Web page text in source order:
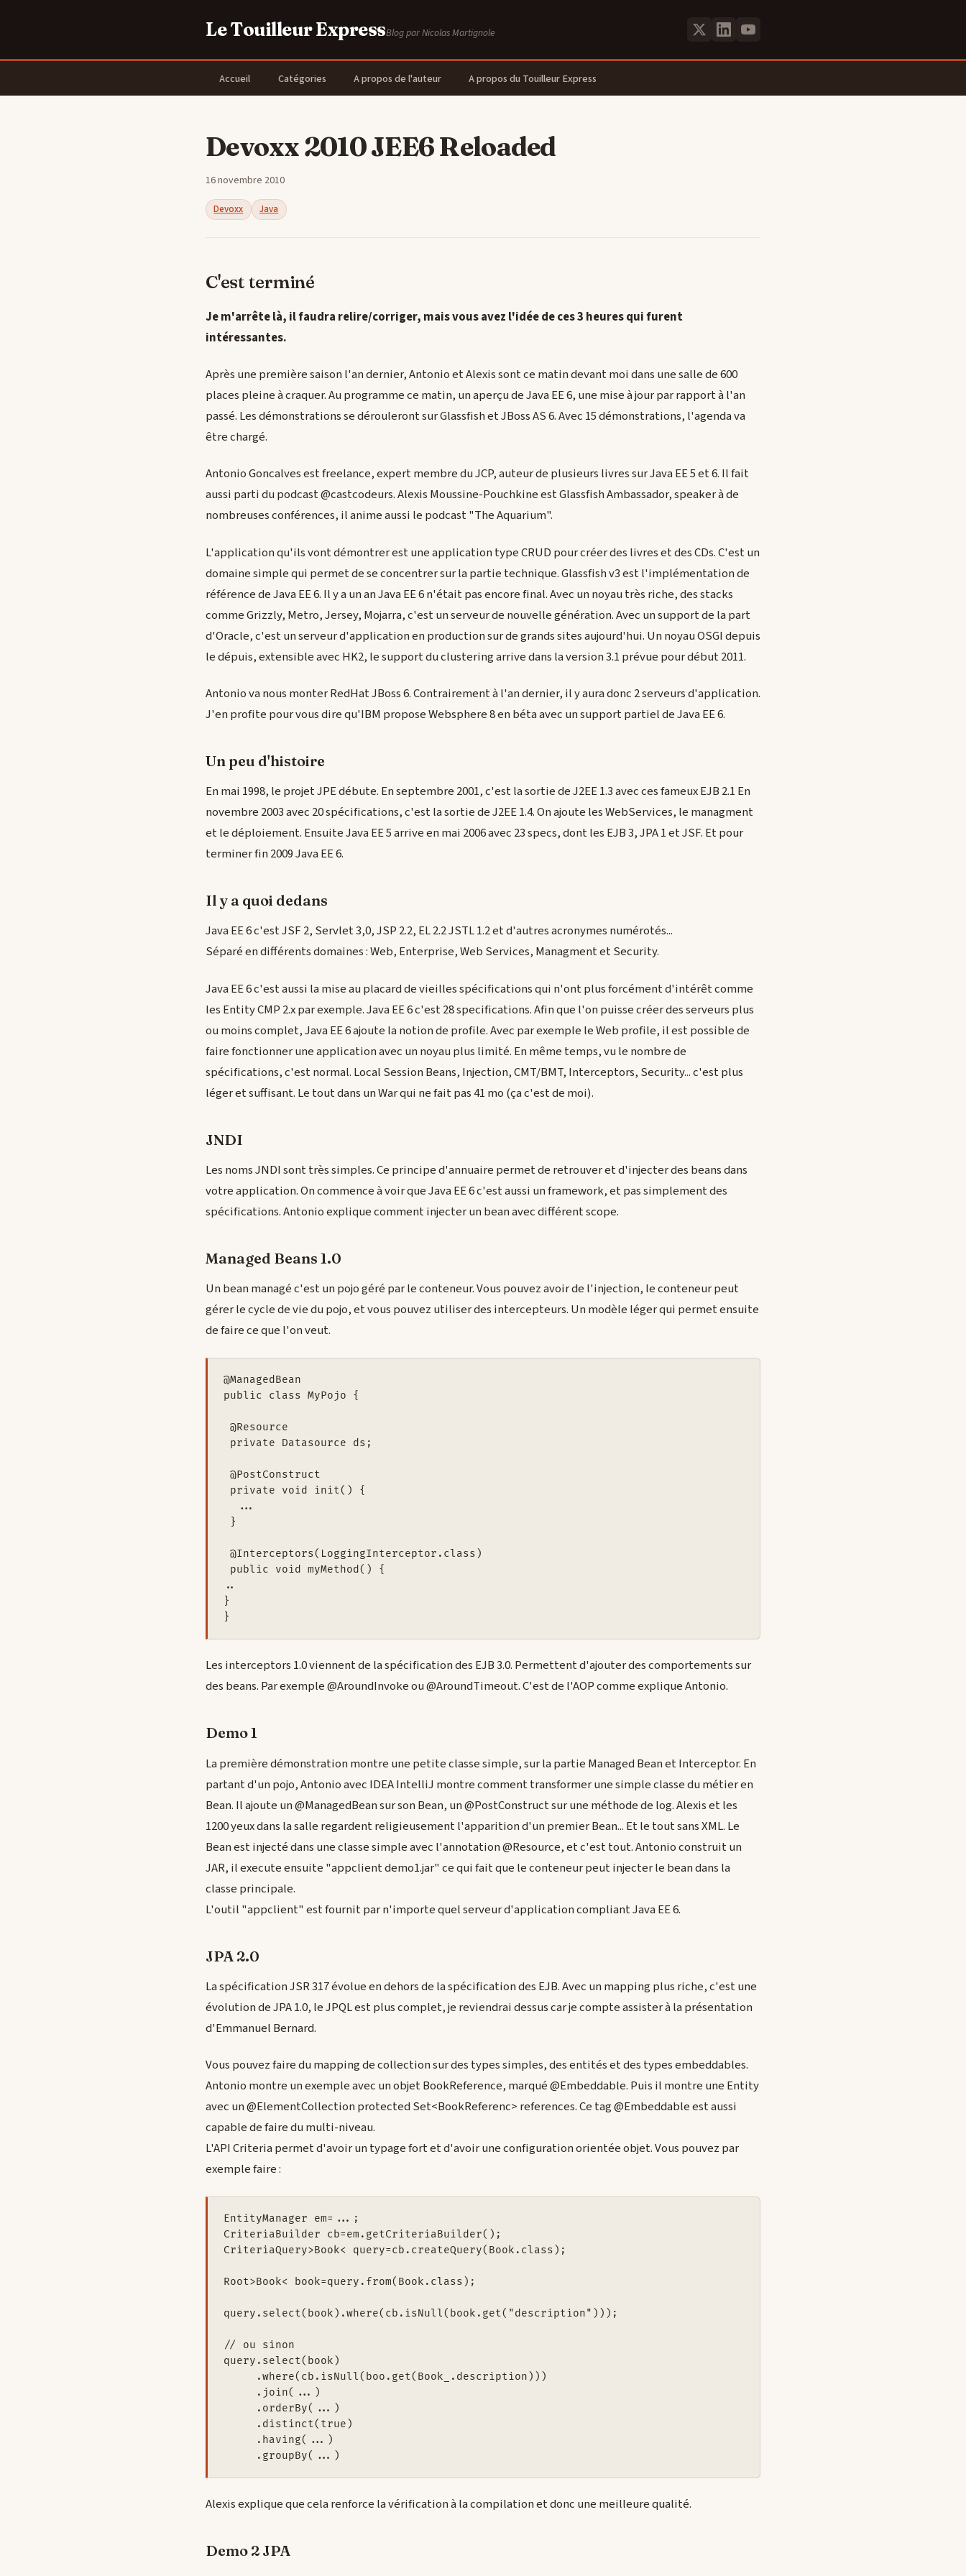
Le Touilleur ExpressBlog par Nicolas Martignole
Accueil Catégories A propos de l'auteur A propos du Touilleur Express
Devoxx 2010 JEE6 Reloaded
16 novembre 2010
Devoxx Java
C'est terminé
Je m'arrête là, il faudra relire/corriger, mais vous avez l'idée de ces 3 heures qui furent
intéressantes.
Après une première saison l'an dernier, Antonio et Alexis sont ce matin devant moi dans une salle de 600
places pleine à craquer. Au programme ce matin, un aperçu de Java EE 6, une mise à jour par rapport à l'an
passé. Les démonstrations se dérouleront sur Glassfish et JBoss AS 6. Avec 15 démonstrations, l'agenda va
être chargé.
Antonio Goncalves est freelance, expert membre du JCP, auteur de plusieurs livres sur Java EE 5 et 6. Il fait
aussi parti du podcast @castcodeurs. Alexis Moussine-Pouchkine est Glassfish Ambassador, speaker à de
nombreuses conférences, il anime aussi le podcast "The Aquarium".
L'application qu'ils vont démontrer est une application type CRUD pour créer des livres et des CDs. C'est un
domaine simple qui permet de se concentrer sur la partie technique. Glassfish v3 est l'implémentation de
référence de Java EE 6. Il y a un an Java EE 6 n'était pas encore final. Avec un noyau très riche, des stacks
comme Grizzly, Metro, Jersey, Mojarra, c'est un serveur de nouvelle génération. Avec un support de la part
d'Oracle, c'est un serveur d'application en production sur de grands sites aujourd'hui. Un noyau OSGI depuis
le dépuis, extensible avec HK2, le support du clustering arrive dans la version 3.1 prévue pour début 2011.
Antonio va nous monter RedHat JBoss 6. Contrairement à l'an dernier, il y aura donc 2 serveurs d'application.
J'en profite pour vous dire qu'IBM propose Websphere 8 en béta avec un support partiel de Java EE 6.
Un peu d'histoire
En mai 1998, le projet JPE débute. En septembre 2001, c'est la sortie de J2EE 1.3 avec ces fameux EJB 2.1 En
novembre 2003 avec 20 spécifications, c'est la sortie de J2EE 1.4. On ajoute les WebServices, le managment
et le déploiement. Ensuite Java EE 5 arrive en mai 2006 avec 23 specs, dont les EJB 3, JPA 1 et JSF. Et pour
terminer fin 2009 Java EE 6.
Il y a quoi dedans
Java EE 6 c'est JSF 2, Servlet 3,0, JSP 2.2, EL 2.2 JSTL 1.2 et d'autres acronymes numérotés...
Séparé en différents domaines : Web, Enterprise, Web Services, Managment et Security.
Java EE 6 c'est aussi la mise au placard de vieilles spécifications qui n'ont plus forcément d'intérêt comme
les Entity CMP 2.x par exemple. Java EE 6 c'est 28 specifications. Afin que l'on puisse créer des serveurs plus
ou moins complet, Java EE 6 ajoute la notion de profile. Avec par exemple le Web profile, il est possible de
faire fonctionner une application avec un noyau plus limité. En même temps, vu le nombre de
spécifications, c'est normal. Local Session Beans, Injection, CMT/BMT, Interceptors, Security... c'est plus
léger et suffisant. Le tout dans un War qui ne fait pas 41 mo (ça c'est de moi).
JNDI
Les noms JNDI sont très simples. Ce principe d'annuaire permet de retrouver et d'injecter des beans dans
votre application. On commence à voir que Java EE 6 c'est aussi un framework, et pas simplement des
spécifications. Antonio explique comment injecter un bean avec différent scope.
Managed Beans 1.0
Un bean managé c'est un pojo géré par le conteneur. Vous pouvez avoir de l'injection, le conteneur peut
gérer le cycle de vie du pojo, et vous pouvez utiliser des intercepteurs. Un modèle léger qui permet ensuite
de faire ce que l'on veut.
@ManagedBean
public class MyPojo {
@Resource
private Datasource ds;
@PostConstruct
private void init() {
  ...
}
@Interceptors(LoggingInterceptor.class)
public void myMethod() {
..
}
Les interceptors 1.0 viennent de la spécification des EJB 3.0. Permettent d'ajouter des comportements sur
des beans. Par exemple @AroundInvoke ou @AroundTimeout. C'est de l'AOP comme explique Antonio.
Demo 1
La première démonstration montre une petite classe simple, sur la partie Managed Bean et Interceptor. En
partant d'un pojo, Antonio avec IDEA IntelliJ montre comment transformer une simple classe du métier en
Bean. Il ajoute un @ManagedBean sur son Bean, un @PostConstruct sur une méthode de log. Alexis et les
1200 yeux dans la salle regardent religieusement l'apparition d'un premier Bean... Et le tout sans XML. Le
Bean est injecté dans une classe simple avec l'annotation @Resource, et c'est tout. Antonio construit un
JAR, il execute ensuite "appclient demo1.jar" ce qui fait que le conteneur peut injecter le bean dans la
classe principale.
L'outil "appclient" est fournit par n'importe quel serveur d'application compliant Java EE 6.
JPA 2.0
La spécification JSR 317 évolue en dehors de la spécification des EJB. Avec un mapping plus riche, c'est une
évolution de JPA 1.0, le JPQL est plus complet, je reviendrai dessus car je compte assister à la présentation
d'Emmanuel Bernard.
Vous pouvez faire du mapping de collection sur des types simples, des entités et des types embeddables.
Antonio montre un exemple avec un objet BookReference, marqué @Embeddable. Puis il montre une Entity
avec un @ElementCollection protected Set<BookReferenc> references. Ce tag @Embeddable est aussi
capable de faire du multi-niveau.
L'API Criteria permet d'avoir un typage fort et d'avoir une configuration orientée objet. Vous pouvez par
exemple faire :
EntityManager em=...;
CriteriaBuilder cb=em.getCriteriaBuilder();
CriteriaQuery>Book< query=cb.createQuery(Book.class);
Root>Book< book=query.from(Book.class);
query.select(book).where(cb.isNull(book.get("description")));
// ou sinon
query.select(book)
     .where(cb.isNull(boo.get(Book_.description)))
     .join(...)
     .orderBy(...)
     .distinct(true)
     .having(...)
Alexis explique que cela renforce la vérification à la compilation et donc une meilleure qualité.
Demo 2 JPA